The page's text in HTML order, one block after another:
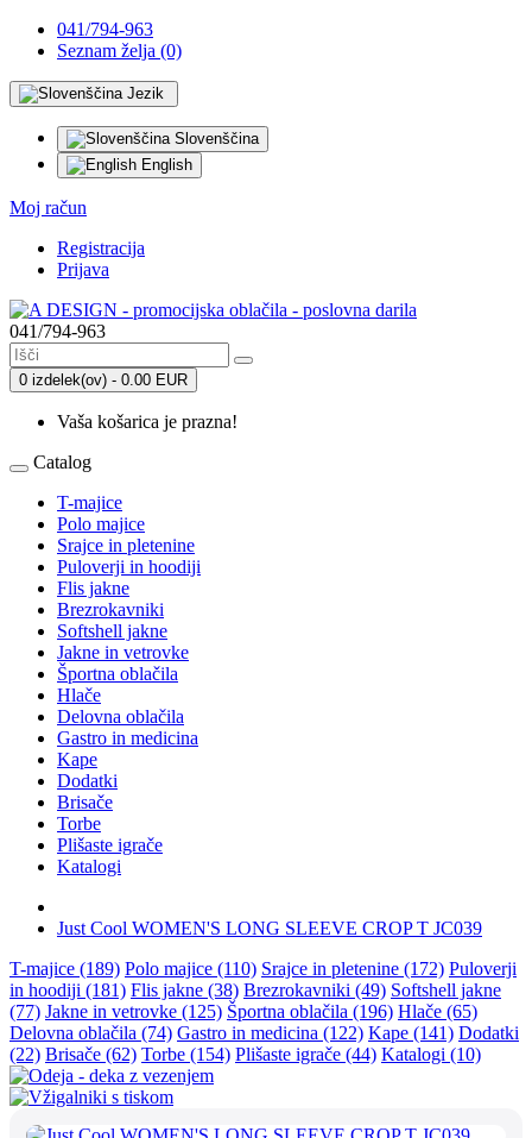
041/794-963
Seznam želja (0)
Jezik
Slovenščina
English
Moj račun
Registracija
Prijava
041/794-963
0 izdelek(ov) - 0.00 EUR
Vaša košarica je prazna!
Catalog
T-majice
Polo majice
Srajce in pletenine
Puloverji in hoodiji
Flis jakne
Brezrokavniki
Softshell jakne
Jakne in vetrovke
Športna oblačila
Hlače
Delovna oblačila
Gastro in medicina
Kape
Dodatki
Brisače
Torbe
Plišaste igrače
Katalogi
Just Cool WOMEN'S LONG SLEEVE CROP T JC039
T-majice (189) Polo majice (110) Srajce in pletenine (172) Puloverji
in hoodiji (181) Flis jakne (38) Brezrokavniki (49) Softshell jakne
(77) Jakne in vetrovke (125) Športna oblačila (196) Hlače (65)
Delovna oblačila (74) Gastro in medicina (122) Kape (141) Dodatki
(22) Brisače (62) Torbe (154) Plišaste igrače (44) Katalogi (10)